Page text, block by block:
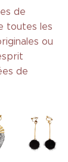
de
toutes les
ou
de